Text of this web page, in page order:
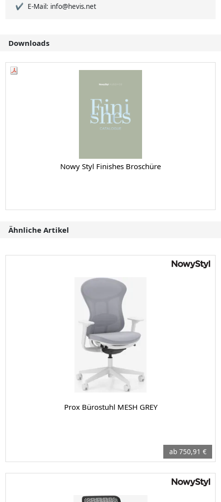
E-Mail: info@hevis.net
Downloads
Nowy Styl Finishes Broschüre
Ähnliche Artikel
Prox Bürostuhl MESH GREY
ab 750,91 €